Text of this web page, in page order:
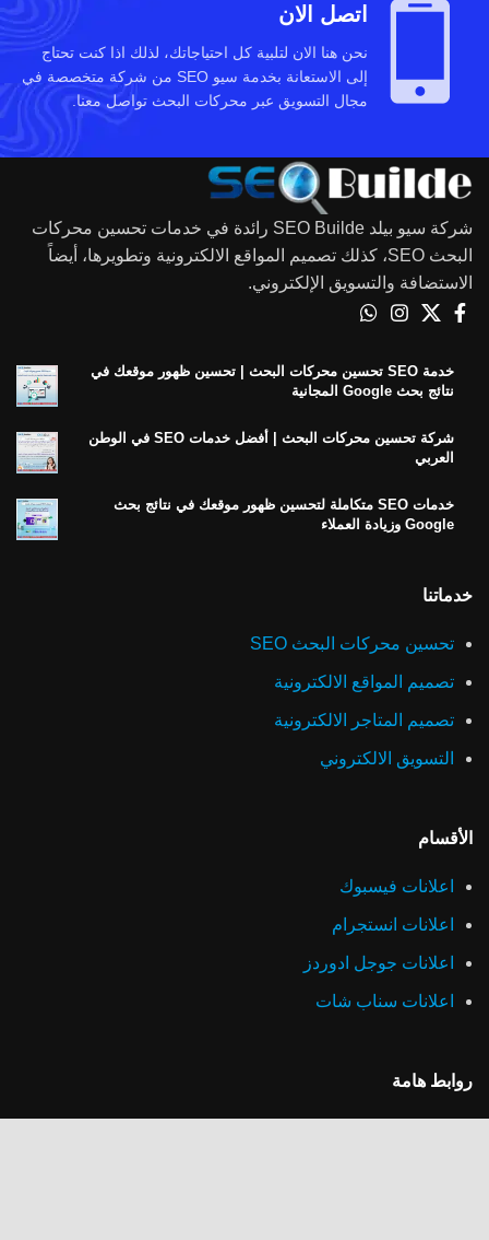
اتصل الان
نحن هنا الان لتلبية كل احتياجاتك، لذلك اذا كنت تحتاج
إلى الاستعانة بخدمة سيو SEO من شركة متخصصة في
مجال التسويق عبر محركات البحث تواصل معنا.
شركة سيو بيلد SEO Builde رائدة في خدمات تحسين محركات
البحث SEO، كذلك تصميم المواقع الالكترونية وتطويرها، أيضاً
الاستضافة والتسويق الإلكتروني.
خدمة SEO تحسين محركات البحث | تحسين ظهور موقعك في
نتائج بحث Google المجانية
شركة تحسين محركات البحث | أفضل خدمات SEO في الوطن
العربي
خدمات SEO متكاملة لتحسين ظهور موقعك في نتائج بحث
Google وزيادة العملاء
خدماتنا
تحسين محركات البحث SEO
تصميم المواقع الالكترونية
تصميم المتاجر الالكترونية
التسويق الالكتروني
الأقسام
اعلانات فيسبوك
اعلانات انستجرام
اعلانات جوجل ادوردز
اعلانات سناب شات
روابط هامة